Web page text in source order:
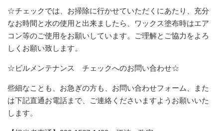
☆チェックでは、お掃除に行かせていただくにあたり、充分
なお時間と水の使用と出来ましたら、ワックス塗布時はエア
コン等のご使用をお願いしています。ご理解とご協力をよろ
しくお願い致します。
☆ビルメンテナンス チェックへのお問い合わせ☆
些細なことも、お急ぎの方も、お問い合わせフォーム、また
は下記直通お電話まで、ご連絡くださいますようお願いいた
します。